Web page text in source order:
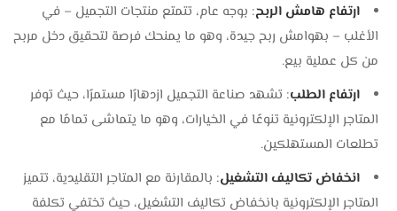
ارتفاع هامش الربح: بوجه عام، تتمتع منتجات التجميل – في
الأغلب – بهوامش ربح جيدة، وهو ما يمنحك فرصة لتحقيق دخل مربح
من كل عملية بيع.
ارتفاع الطلب: تشهد صناعة التجميل ازدهارًا مستمرًا، حيث توفر
المتاجر الإلكترونية تنوعًا في الخيارات، وهو ما يتماشى تمامًا مع
تطلعات المستهلكين.
انخفاض تكاليف التشغيل: بالمقارنة مع المتاجر التقليدية، تتميز
المتاجر الإلكترونية بانخفاض تكاليف التشغيل، حيث تختفي تكلفة